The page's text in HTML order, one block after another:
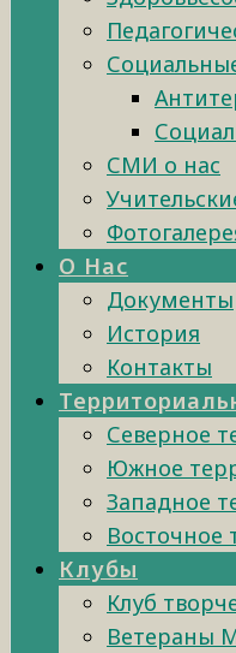
СМИ о нас
О Нас
Документы
История
Контакты
Северное
Южное
Западное
Восточное
Клубы
Клуб
Ветераны